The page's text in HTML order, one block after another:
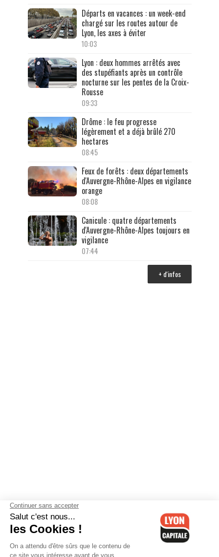
Départs en vacances : un week-end
chargé sur les routes autour de
Lyon, les axes à éviter
10:03
Lyon : deux hommes arrêtés avec
des stupéfiants après un contrôle
nocturne sur les pentes de la Croix-
Rousse
09:33
Drôme : le feu progresse
légèrement et a déjà brûlé 270
hectares
08:45
Feux de forêts : deux départements
d'Auvergne-Rhône-Alpes en vigilance
orange
08:08
Canicule : quatre départements
d'Auvergne-Rhône-Alpes toujours en
vigilance
07:44
+ d'infos